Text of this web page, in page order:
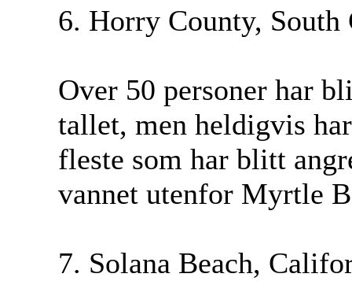
6. Horry County, South
Over 50 personer har
tallet, men heldigvis
fleste som har blitt
vannet utenfor Myrtle
7. Solana Beach,